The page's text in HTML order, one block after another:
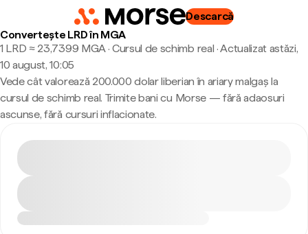
Descarcă
Convertește LRD în MGA
1 LRD ≈ 23,7399 MGA · Cursul de schimb real ·Actualizat astăzi,
10 august, 10:05
Vede cât valorează 200.000 dolar liberian în ariary malgaș la
cursul de schimb real. Trimite bani cu Morse — fără adaosuri
ascunse, fără cursuri inflacionate.